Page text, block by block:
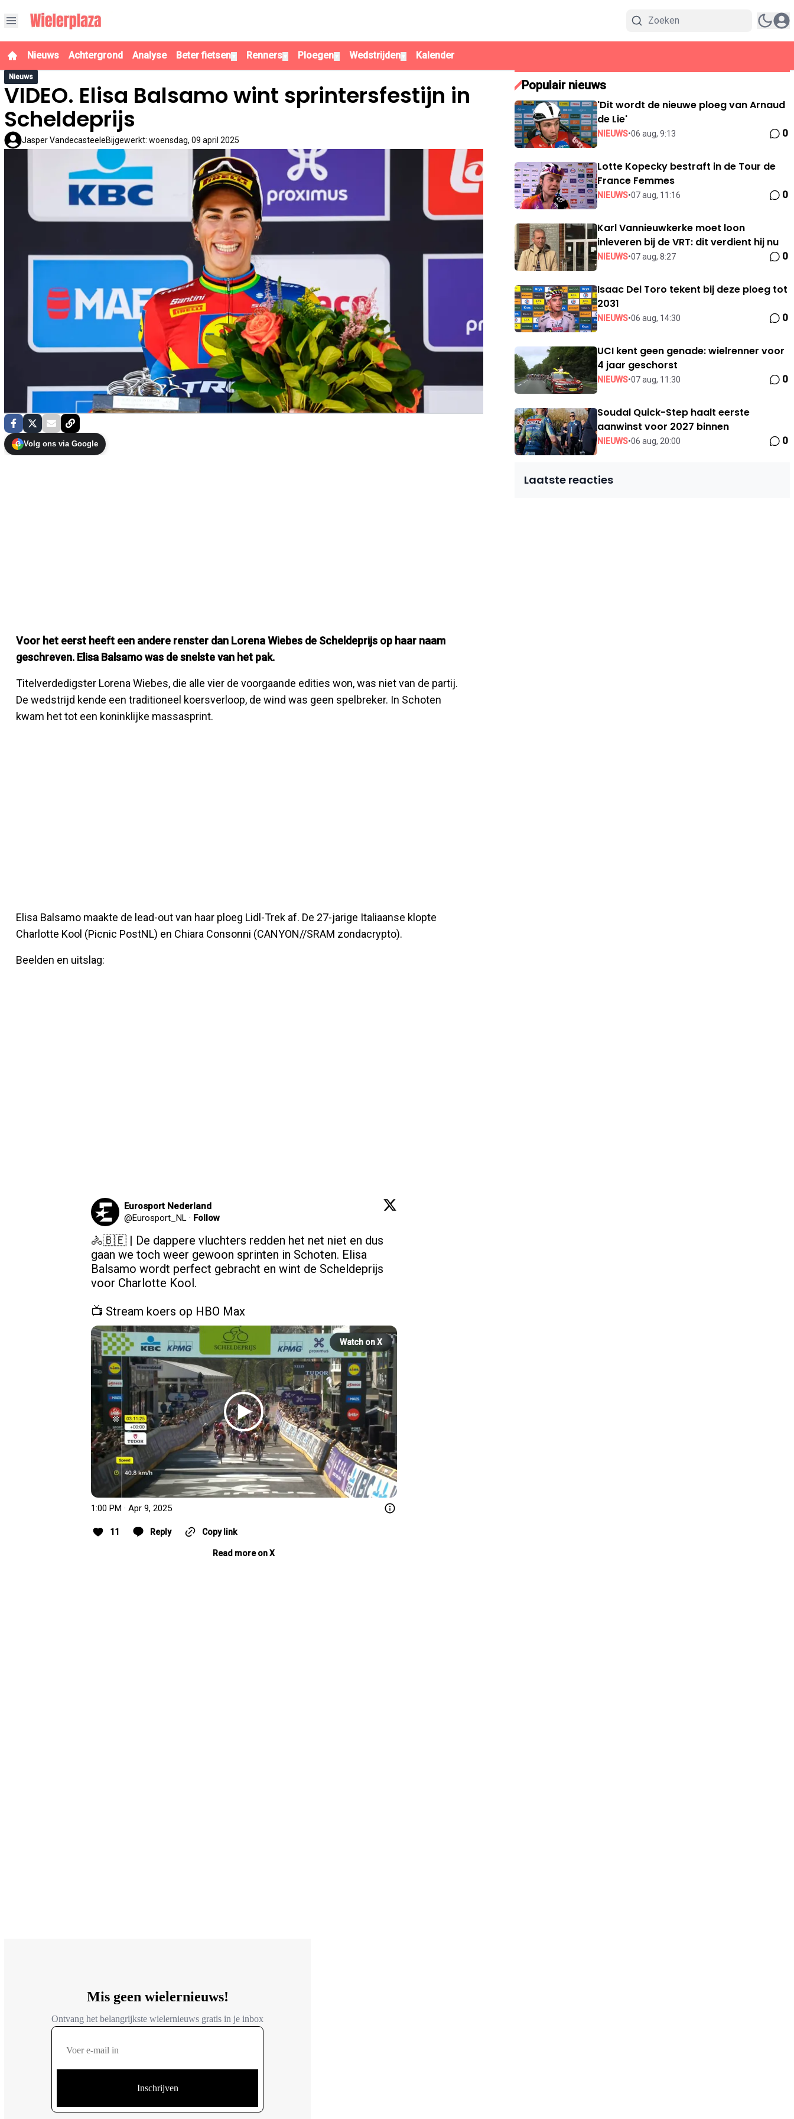
Nieuws Achtergrond Analyse Beter fietsen Renners Ploegen Wedstrijden Kalender
Nieuws
VIDEO. Elisa Balsamo wint sprintersfestijn in
Scheldeprijs
Jasper VandecasteeleBijgewerkt: woensdag, 09 april 2025
G Volg ons via Google
Voor het eerst heeft een andere renster dan Lorena Wiebes de Scheldeprijs op haar naam
geschreven. Elisa Balsamo was de snelste van het pak.
Titelverdedigster Lorena Wiebes, die alle vier de voorgaande edities won, was niet van de partij.
De wedstrijd kende een traditioneel koersverloop, de wind was geen spelbreker. In Schoten
kwam het tot een koninklijke massasprint.
Elisa Balsamo maakte de lead-out van haar ploeg Lidl-Trek af. De 27-jarige Italiaanse klopte
Charlotte Kool (Picnic PostNL) en Chiara Consonni (CANYON//SRAM zondacrypto).
Beelden en uitslag:
Eurosport Nederland
@Eurosport_NL · Follow
🚴🇧🇪 | De dappere vluchters redden het net niet en dus
gaan we toch weer gewoon sprinten in Schoten. Elisa
Balsamo wordt perfect gebracht en wint de Scheldeprijs
voor Charlotte Kool.
📺 Stream koers op HBO Max
Watch on X
1:00 PM · Apr 9, 2025
11 Reply Copy link
Read more on X
Populair nieuws
'Dit wordt de nieuwe ploeg van Arnaud
de Lie'
NIEUWS•06 aug, 9:13 0
Lotte Kopecky bestraft in de Tour de
France Femmes
NIEUWS•07 aug, 11:16 0
Karl Vannieuwkerke moet loon
inleveren bij de VRT: dit verdient hij nu
NIEUWS•07 aug, 8:27 0
Isaac Del Toro tekent bij deze ploeg tot
2031
NIEUWS•06 aug, 14:30 0
UCI kent geen genade: wielrenner voor
4 jaar geschorst
NIEUWS•07 aug, 11:30 0
Soudal Quick-Step haalt eerste
aanwinst voor 2027 binnen
NIEUWS•06 aug, 20:00 0
Laatste reacties